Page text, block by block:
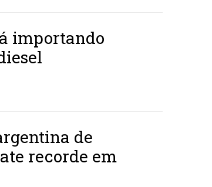
importando
de
recorde em